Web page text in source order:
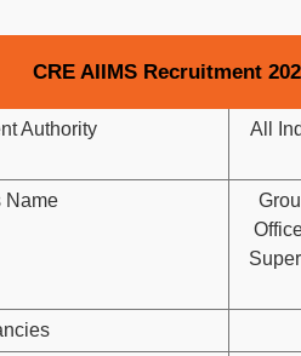
CRE AIIMS Recruitment
Authority
All
Name